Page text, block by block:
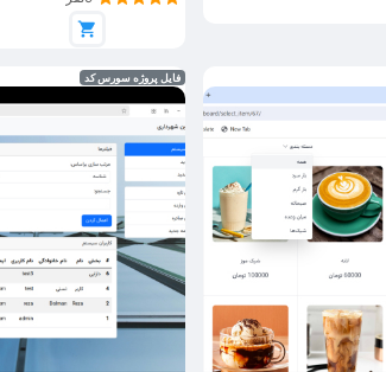
فایل پروژه سورس کد